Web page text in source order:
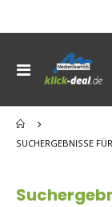
Navigation
umschalten
SUCHERGEBNISSE